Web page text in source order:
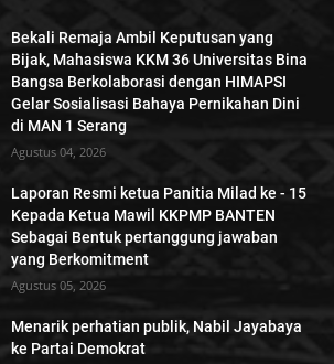
Bekali Remaja Ambil Keputusan yang
Bijak, Mahasiswa KKM 36 Universitas Bina
Bangsa Berkolaborasi dengan HIMAPSI
Gelar Sosialisasi Bahaya Pernikahan Dini
di MAN 1 Serang
Agustus 04, 2026
Laporan Resmi ketua Panitia Milad ke - 15
Kepada Ketua Mawil KKPMP BANTEN
Sebagai Bentuk pertanggung jawaban
yang Berkomitment
Agustus 05, 2026
Menarik perhatian publik, Nabil Jayabaya
ke Partai Demokrat